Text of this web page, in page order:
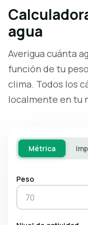
agua
Averigua cuánta
función de tu
clima. Todos los
localmente en tu
Métrica
Peso